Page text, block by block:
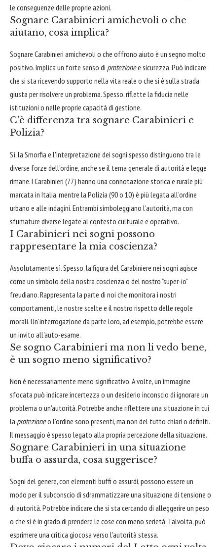
le conseguenze delle proprie azioni.
Sognare Carabinieri amichevoli o che
aiutano, cosa implica?
Sognare Carabinieri amichevoli o che offrono aiuto è un segno molto
positivo. Implica un forte senso di protezionee sicurezza. Può indicare
che si sta ricevendo supporto nella vita reale o che si è sulla strada
giusta per risolvere un problema. Spesso, riflette la fiducia nelle
istituzioni o nelle proprie capacità di gestione.
C'è differenza tra sognare Carabinieri e
Polizia?
Sì, la Smorfia e l'interpretazione dei sogni spesso distinguono tra le
diverse forze dell'ordine, anche se il tema generale di autorità e legge
rimane. I Carabinieri (77) hanno una connotazione storica e rurale più
marcata in Italia, mentre la Polizia (90 o 10) è più legata all'ordine
urbano e alle indagini. Entrambi simboleggiano l'autorità, ma con
sfumature diverse legate al contesto culturale e operativo.
I Carabinieri nei sogni possono
rappresentare la mia coscienza?
Assolutamente sì. Spesso, la figura del Carabiniere nei sogni agisce
come un simbolo della nostra coscienza o del nostro "super-io"
freudiano. Rappresenta la parte di noi che monitora i nostri
comportamenti, le nostre scelte e il nostro rispetto delle regole
morali. Un'interrogazione da parte loro, ad esempio, potrebbe essere
un invito all'auto-esame.
Se sogno Carabinieri ma non li vedo bene,
è un sogno meno significativo?
Non è necessariamente meno significativo. A volte, un'immagine
sfocata può indicare incertezza o un desiderio inconscio di ignorare un
problema o un'autorità. Potrebbe anche riflettere una situazione in cui
la protezioneo l'ordine sono presenti, ma non del tutto chiari o definiti.
Il messaggio è spesso legato alla propria percezione della situazione.
Sognare Carabinieri in una situazione
buffa o assurda, cosa suggerisce?
Sogni del genere, con elementi buffi o assurdi, possono essere un
modo per il subconscio di sdrammatizzare una situazione di tensione o
di autorità. Potrebbe indicare che si sta cercando di alleggerire un peso
o che si è in grado di prendere le cose con meno serietà. Talvolta, può
esprimere una critica giocosa verso l'autorità stessa.